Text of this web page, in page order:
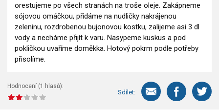
orestujeme po všech stranách na troše oleje. Zakápneme
sójovou omáčkou, přidáme na nudličky nakrájenou
zeleninu, rozdrobenou bujonovou kostku, zalijeme asi 3 dl
vody a necháme přijít k varu. Nasypeme kuskus a pod
pokličkou uvaříme doměkka. Hotový pokrm podle potřeby
přisolíme.
Hodnocení (1 hlasů):
Sdílet: